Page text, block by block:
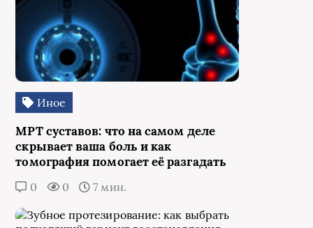
Иное
МРТ суставов: что на самом деле
скрывает ваша боль и как
томография помогает её разгадать
0 0 7 мин.